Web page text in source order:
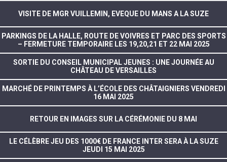
VISITE DE MGR VUILLEMIN, EVEQUE DU MANS A LA SUZE
PARKINGS DE LA HALLE, ROUTE DE VOIVRES ET PARC DES SPORTS
– FERMETURE TEMPORAIRE LES 19,20,21 ET 22 MAI 2025
SORTIE DU CONSEIL MUNICIPAL JEUNES : UNE JOURNÉE AU
CHÂTEAU DE VERSAILLES
MARCHÉ DE PRINTEMPS À L’ÉCOLE DES CHÂTAIGNIERS VENDREDI
16 MAI 2025
RETOUR EN IMAGES SUR LA CÉRÉMONIE DU 8 MAI
LE CÉLÈBRE JEU DES 1000€ DE FRANCE INTER SERA À LA SUZE
JEUDI 15 MAI 2025